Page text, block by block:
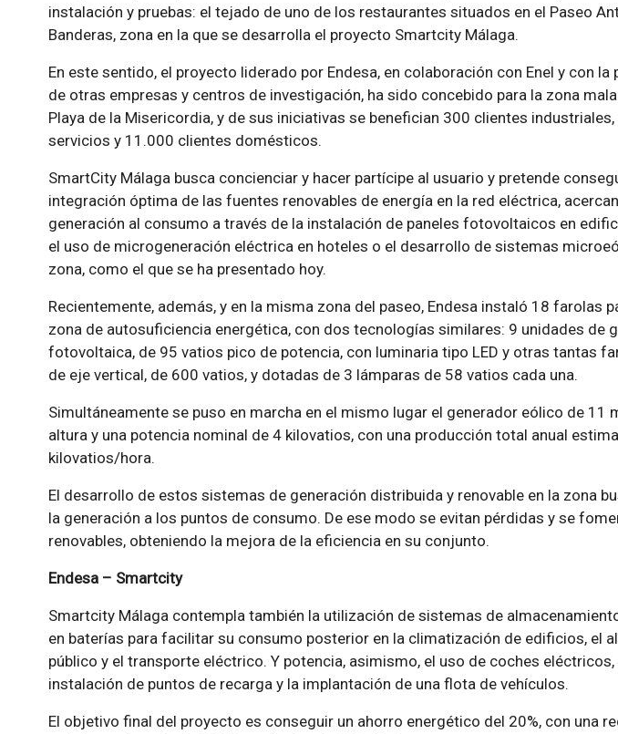
instalación y pruebas: el tejado de uno de los restaurantes situados en el Paseo
Banderas, zona en la que se desarrolla el proyecto Smartcity Málaga.
En este sentido, el proyecto liderado por Endesa, en colaboración con Enel y con la
de otras empresas y centros de investigación, ha sido concebido para la zona
Playa de la Misericordia, y de sus iniciativas se benefician 300 clientes
servicios y 11.000 clientes domésticos.
SmartCity Málaga busca concienciar y hacer partícipe al usuario y pretende
integración óptima de las fuentes renovables de energía en la red eléctrica,
generación al consumo a través de la instalación de paneles fotovoltaicos en
el uso de microgeneración eléctrica en hoteles o el desarrollo de sistemas
zona, como el que se ha presentado hoy.
Recientemente, además, y en la misma zona del paseo, Endesa instaló 18 farolas
zona de autosuficiencia energética, con dos tecnologías similares: 9 unidades de
fotovoltaica, de 95 vatios pico de potencia, con luminaria tipo LED y otras tantas
de eje vertical, de 600 vatios, y dotadas de 3 lámparas de 58 vatios cada una.
Simultáneamente se puso en marcha en el mismo lugar el generador eólico de 11
altura y una potencia nominal de 4 kilovatios, con una producción total anual
kilovatios/hora.
El desarrollo de estos sistemas de generación distribuida y renovable en la zona
la generación a los puntos de consumo. De ese modo se evitan pérdidas y se
renovables, obteniendo la mejora de la eficiencia en su conjunto.
Endesa – Smartcity
Smartcity Málaga contempla también la utilización de sistemas de
en baterías para facilitar su consumo posterior en la climatización de edificios, el
público y el transporte eléctrico. Y potencia, asimismo, el uso de coches eléctricos,
instalación de puntos de recarga y la implantación de una flota de vehículos.
El objetivo final del proyecto es conseguir un ahorro energético del 20%, con una